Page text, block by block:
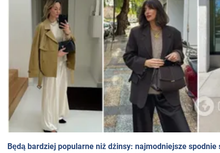
Będą bardziej popularne niż dżinsy: najmodniejsze spodnie